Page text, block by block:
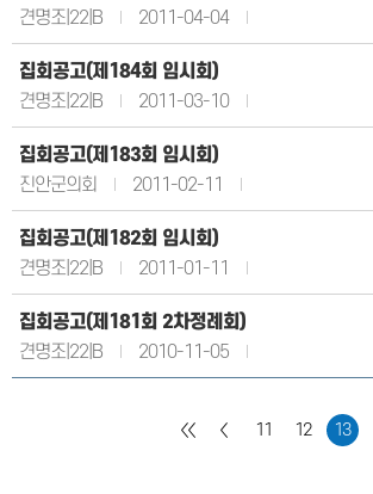
견명조|22|B
2011-04-04
집회공고(제184회 임시회)
견명조|22|B
2011-03-10
집회공고(제183회 임시회)
진안군의회
2011-02-11
집회공고(제182회 임시회)
견명조|22|B
2011-01-11
집회공고(제181회 2차정례회)
견명조|22|B
2010-11-05
11 12 13